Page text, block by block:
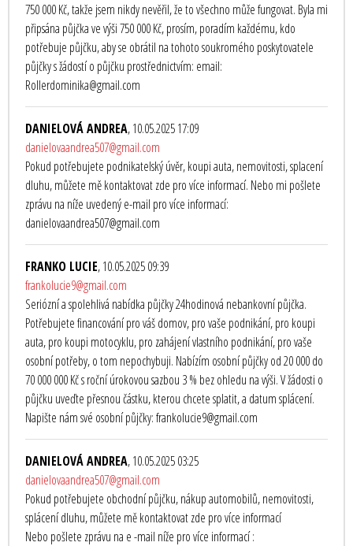
750 000 Kč, takže jsem nikdy nevěřil, že to všechno může fungovat. Byla mi
připsána půjčka ve výši 750 000 Kč, prosím, poradím každému, kdo
potřebuje půjčku, aby se obrátil na tohoto soukromého poskytovatele
půjčky s žádostí o půjčku prostřednictvím: email:
Rollerdominika@gmail.com
DANIELOVÁ ANDREA, 10.05.2025 17:09
danielovaandrea507@gmail.com
Pokud potřebujete podnikatelský úvěr, koupi auta, nemovitosti, splacení
dluhu, můžete mě kontaktovat zde pro více informací. Nebo mi pošlete
zprávu na níže uvedený e-mail pro více informací:
danielovaandrea507@gmail.com
FRANKO LUCIE, 10.05.2025 09:39
frankolucie9@gmail.com
Seriózní a spolehlivá nabídka půjčky 24hodinová nebankovní půjčka.
Potřebujete financování pro váš domov, pro vaše podnikání, pro koupi
auta, pro koupi motocyklu, pro zahájení vlastního podnikání, pro vaše
osobní potřeby, o tom nepochybuji. Nabízím osobní půjčky od 20 000 do
70 000 000 Kč s roční úrokovou sazbou 3 % bez ohledu na výši. V žádosti o
půjčku uveďte přesnou částku, kterou chcete splatit, a datum splácení.
Napište nám své osobní půjčky: frankolucie9@gmail.com
DANIELOVÁ ANDREA, 10.05.2025 03:25
danielovaandrea507@gmail.com
Pokud potřebujete obchodní půjčku, nákup automobilů, nemovitosti,
splácení dluhu, můžete mě kontaktovat zde pro více informací
Nebo pošlete zprávu na e -mail níže pro více informací :